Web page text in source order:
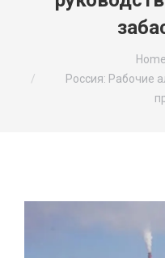
Home
Россия: Рабочие